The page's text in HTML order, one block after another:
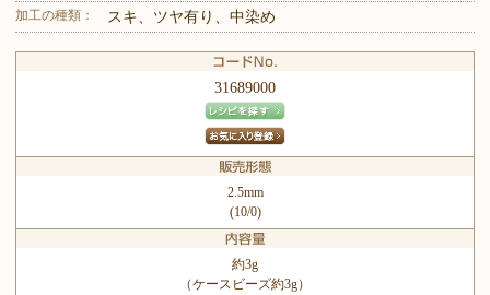
加工の種類： スキ、ツヤ有り、中染め
31689000
2.5mm
(10/0)
約3g
（ケースビーズ約3g）